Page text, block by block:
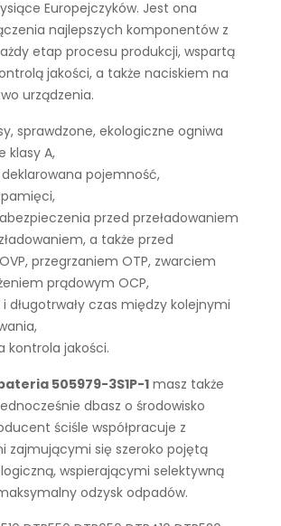
Europejczyków. Jest ona
najlepszych komponentów z
etap procesu produkcji, wspartą
jakości, a także naciskiem na
urządzenia.
sprawdzone, ekologiczne ogniwa
klasy A,
deklarowana pojemność,
przed przeładowaniem
a także przed
przegrzaniem OTP, zwarciem
prądowym OCP,
i długotrwały czas między kolejnymi
kontrola jakości.
505979-3S1P-1 masz także
dbasz o środowisko
ściśle współpracuje z
zajmującymi się szeroko pojętą
wspierającymi selektywną
odzysk odpadów.